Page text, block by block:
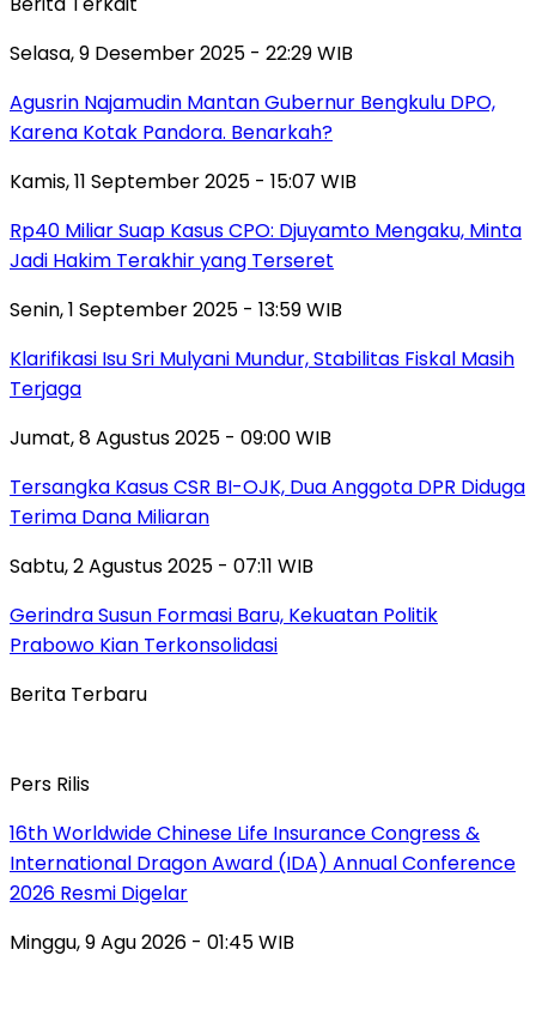
Selasa, 9 Desember 2025 - 22:29 WIB
Agusrin Najamudin Mantan Gubernur Bengkulu DPO,
Karena Kotak Pandora. Benarkah?
Kamis, 11 September 2025 - 15:07 WIB
Rp40 Miliar Suap Kasus CPO: Djuyamto Mengaku, Minta
Jadi Hakim Terakhir yang Terseret
Senin, 1 September 2025 - 13:59 WIB
Klarifikasi Isu Sri Mulyani Mundur, Stabilitas Fiskal Masih
Terjaga
Jumat, 8 Agustus 2025 - 09:00 WIB
Tersangka Kasus CSR BI-OJK, Dua Anggota DPR Diduga
Terima Dana Miliaran
Sabtu, 2 Agustus 2025 - 07:11 WIB
Gerindra Susun Formasi Baru, Kekuatan Politik
Prabowo Kian Terkonsolidasi
Berita Terbaru
Pers Rilis
16th Worldwide Chinese Life Insurance Congress &
International Dragon Award (IDA) Annual Conference
2026 Resmi Digelar
Minggu, 9 Agu 2026 - 01:45 WIB